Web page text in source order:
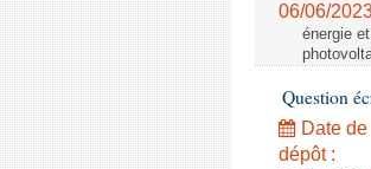
06/06/
énergie
Question
Date de
dépôt :